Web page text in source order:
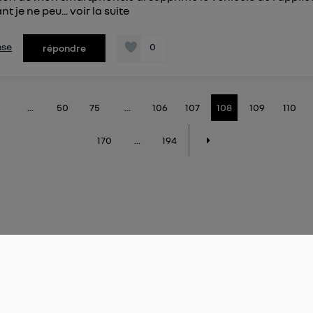
je ne peu...voir la suite
répondre 0
50 75 106 107 108 109 110
170 194